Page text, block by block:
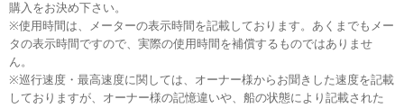
購入をお決め下さい。
※使用時間は、メーターの表示時間を記載しております。あくまでもメー
タの表示時間ですので、実際の使用時間を補償するものではありませ
ん。
※巡行速度・最高速度に関しては、オーナー様からお聞きした速度を記載
しておりますが、オーナー様の記憶違いや、船の状態により記載された